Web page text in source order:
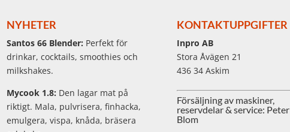
NYHETER
Santos 66 Blender: Perfekt för
drinkar, cocktails, smoothies och
milkshakes.
Mycook 1.8: Den lagar mat på
riktigt. Mala, pulvrisera, finhacka,
emulgera, vispa, knåda, bräsera
KONTAKTUPPGIFTER
Inpro AB
Stora Åvägen 21
436 34 Askim
Försäljning av maskiner,
reservdelar & service: Peter
Blom